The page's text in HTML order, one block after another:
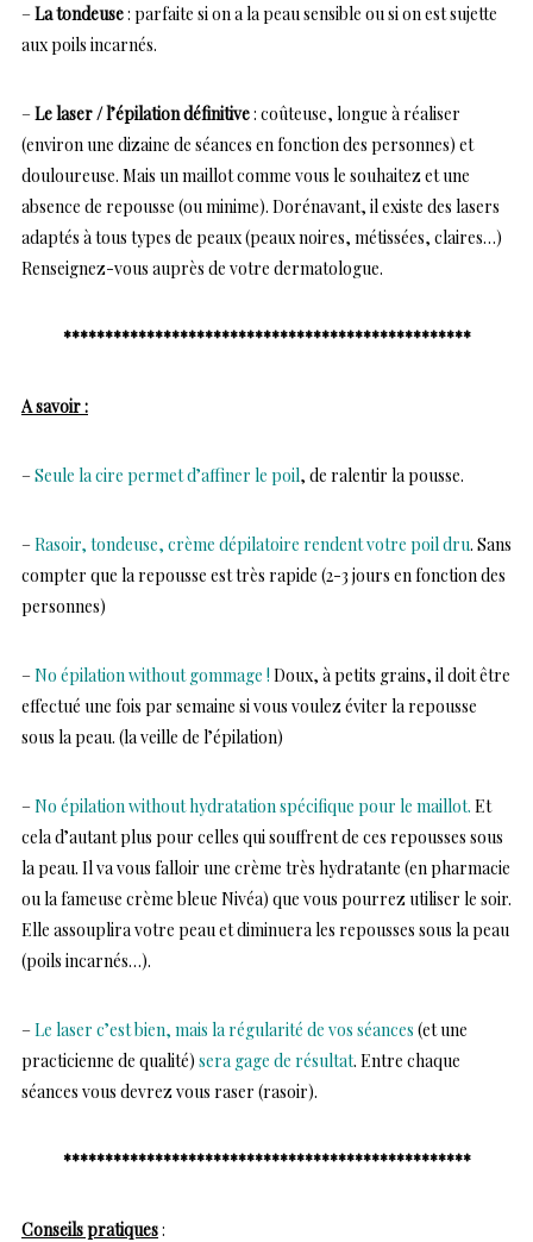
–La tondeuse: parfaite si on a la peau sensible ou si on est sujette
aux poils incarnés.
–Le laser / l’épilation définitive: coûteuse, longue à réaliser
(environ une dizaine de séances en fonction des personnes) et
douloureuse. Mais un maillot comme vous le souhaitez et une
absence de repousse (ou minime). Dorénavant, il existe des lasers
adaptés à tous types de peaux (peaux noires, métissées, claires…)
Renseignez-vous auprès de votre dermatologue.
*************************************************
A savoir :
–Seule la cire permet d’affiner le poil, de ralentir la pousse.
–Rasoir, tondeuse, crème dépilatoire rendent votre poil dru. Sans
compter que la repousse est très rapide (2-3 jours en fonction des
personnes)
–No épilation without gommage ! Doux, à petits grains, il doit être
effectué une fois par semaine si vous voulez éviter la repousse
sous la peau. (la veille de l’épilation)
–No épilation without hydratation spécifique pour le maillot. Et
cela d’autant plus pour celles qui souffrent de ces repousses sous
la peau. Il va vous falloir une crème très hydratante (en pharmacie
ou la fameuse crème bleue Nivéa) que vous pourrez utiliser le soir.
Elle assouplira votre peau et diminuera les repousses sous la peau
(poils incarnés…).
–Le laser c’est bien, mais la régularité de vos séances (et une
practicienne de qualité) sera gage de résultat. Entre chaque
séances vous devrez vous raser (rasoir).
*************************************************
Conseils pratiques: